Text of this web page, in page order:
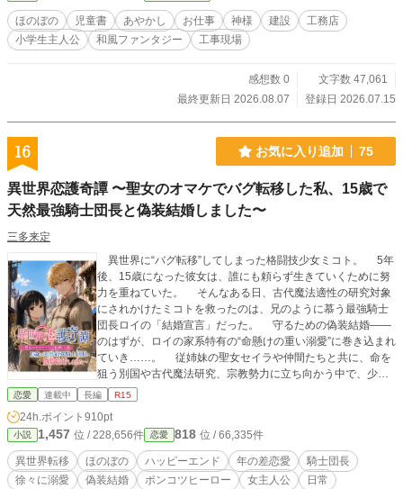
ほのぼの 児童書 あやかし お仕事 神様 建設
工務店
小学生主人公
和風ファンタジー 工事現場
感想数 0
文字数 47,061
最終更新日 2026.08.07
登録日 2026.07.15
16 お気に入り追加 75
異世界恋護奇譚 〜聖女のオマケでバグ転移した私、15歳で
天然最強騎士団長と偽装結婚しました〜
三多来定
異世界に“バグ転移”してしまった格闘技少女ミコト。 5年
後、15歳になった彼女は、誰にも頼らず生きていくために努
力を重ねていた。 そんなある日、古代魔法適性の研究対象
にされかけたミコトを救ったのは、兄のように慕う最強騎士
団長ロイの「結婚宣言」だった。 守るための偽装結婚――
のはずが、ロイの家系特有の“命懸けの重い溺愛”に巻き込まれ
ていき……。 従姉妹の聖女セイラや仲間たちと共に、命を
狙う別国や古代魔法研究、宗教勢力に立ち向かう中で、少し
ずつ育っていく関係と絆。 最強騎士団長（ポンコツ）×格
や魔法使用者の登場はありません ※ざまぁ展開はありません
※人物関係と積み重ねを軸にした作品です ※完結済を投稿し
ています ※本作は小説家になろうとカクヨムにも同一名義で
投稿をしています
恋愛 連載中 長編 R15
24h.ポイント 910pt
小説 1,457 位 / 228,656件 恋愛 818 位 / 66,335件
異世界転移 ほのぼの ハッピーエンド 年の差恋愛
騎士団長
徐々に溺愛
偽装結婚 ポンコツヒーロー 女主人公 日常